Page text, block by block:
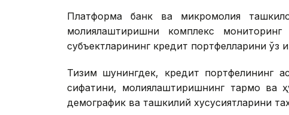
Платформа банк ва микромолия
молиялаштиришни комплекс
субъектларининг кредит портфелларини ўз
Тизим шунингдек, кредит портфелининг
сифатини, молиялаштиришнинг тармоқ ва
демографик ва ташкилий хусусиятларини